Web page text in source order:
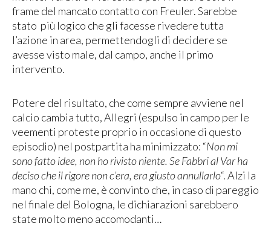
frame del mancato contatto con Freuler. Sarebbe
stato più logico che gli facesse rivedere tutta
l’azione in area, permettendogli di decidere se
avesse visto male, dal campo, anche il primo
intervento.
Potere del risultato, che come sempre avviene nel
calcio cambia tutto, Allegri (espulso in campo per le
veementi proteste proprio in occasione di questo
episodio) nel postpartita ha minimizzato: “Non mi
sono fatto idee, non ho rivisto niente. Se Fabbri al Var ha
deciso che il rigore non c’era, era giusto annullarlo“. Alzi la
mano chi, come me, è convinto che, in caso di pareggio
nel finale del Bologna, le dichiarazioni sarebbero
state molto meno accomodanti…